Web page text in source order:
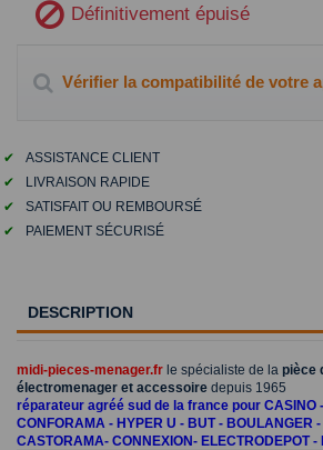
Définitivement épuisé
Vérifier la compatibilité de votre
✔
ASSISTANCE CLIENT
✔
LIVRAISON RAPIDE
✔
SATISFAIT OU REMBOURSÉ
✔
PAIEMENT SÉCURISÉ
DESCRIPTION
midi-pieces-menager.fr le spécialiste de la pièce
électromenager et accessoire depuis 1965
réparateur agréé sud de la france pour CASINO
CONFORAMA - HYPER U - BUT - BOULANGER
CASTORAMA- CONNEXION- ELECTRODEPOT -